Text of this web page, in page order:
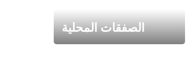
الصفقات المحلية